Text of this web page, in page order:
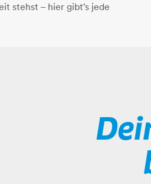
stehst – hier gibt’s jede